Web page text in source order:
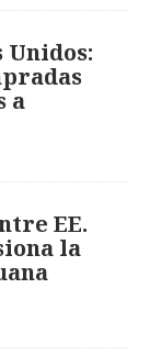
Unidos:
a
EE.
la